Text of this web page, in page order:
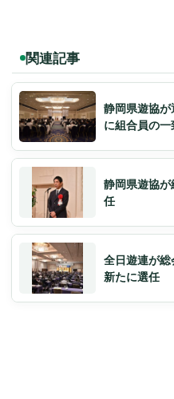
関連記事
静岡県遊協
に組合員の
静岡県遊協
任
全日遊連が
新たに選任